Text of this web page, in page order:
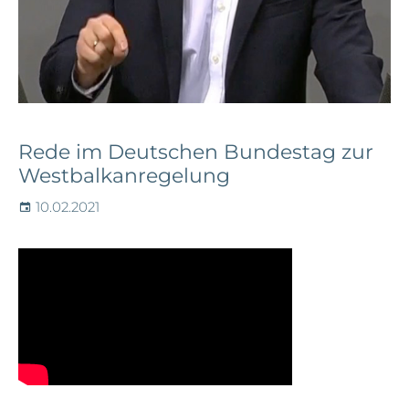
Rede im Deutschen Bundestag zur
Westbalkanregelung
10.02.2021